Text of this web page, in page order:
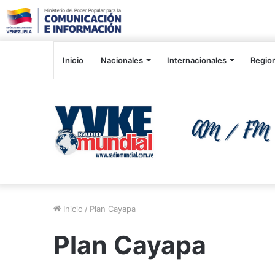
Inicio Nacionales Internacionales
Inicio / Plan Cayapa
Plan Cayapa